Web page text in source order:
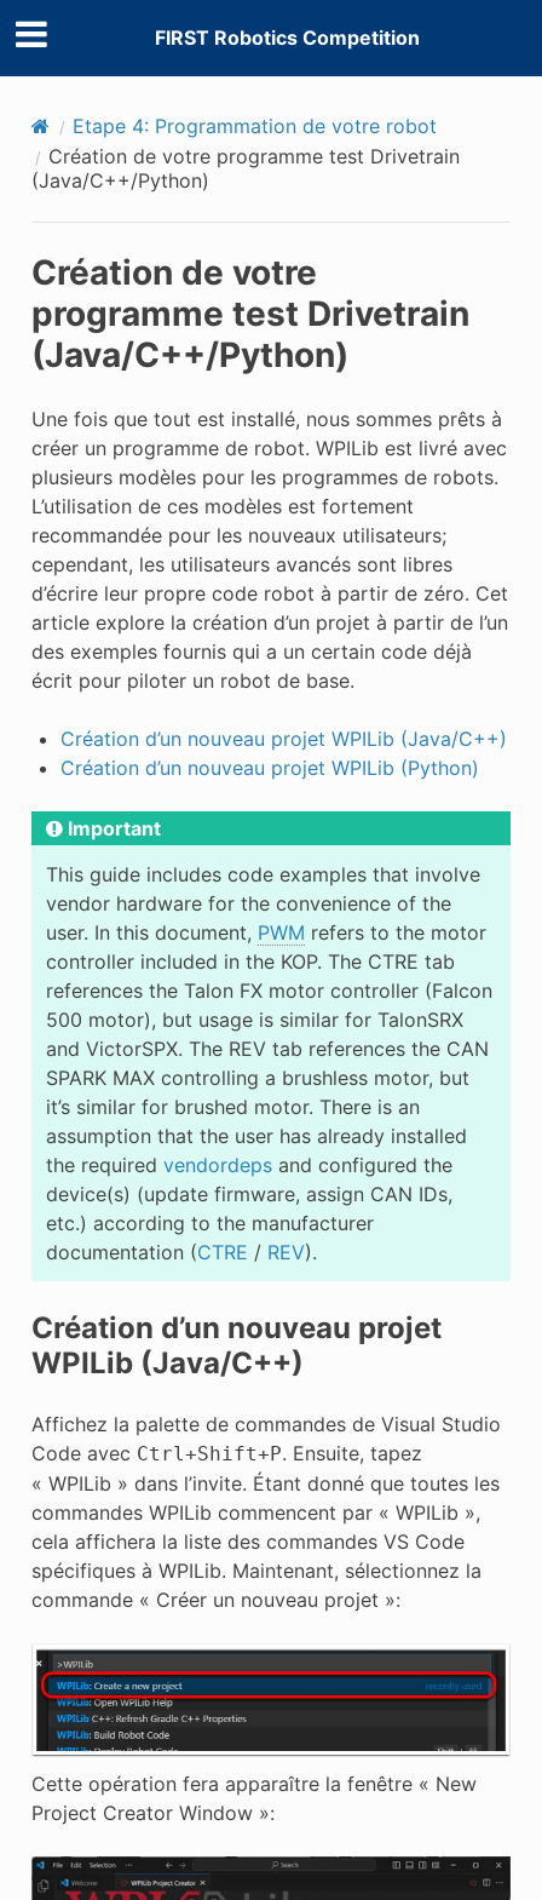
FIRST Robotics Competition
Etape 4: Programmation de votre robot
Création de votre programme test Drivetrain
(Java/C++/Python)
Création de votre
programme test Drivetrain
(Java/C++/Python)
Une fois que tout est installé, nous sommes prêts à
créer un programme de robot. WPILib est livré avec
plusieurs modèles pour les programmes de robots.
L’utilisation de ces modèles est fortement
recommandée pour les nouveaux utilisateurs;
cependant, les utilisateurs avancés sont libres
d’écrire leur propre code robot à partir de zéro. Cet
article explore la création d’un projet à partir de l’un
des exemples fournis qui a un certain code déjà
écrit pour piloter un robot de base.
Création d’un nouveau projet WPILib (Java/C++)
Création d’un nouveau projet WPILib (Python)
Important
This guide includes code examples that involve
vendor hardware for the convenience of the
user. In this document, PWM refers to the motor
controller included in the KOP. The CTRE tab
references the Talon FX motor controller (Falcon
500 motor), but usage is similar for TalonSRX
and VictorSPX. The REV tab references the CAN
SPARK MAX controlling a brushless motor, but
it’s similar for brushed motor. There is an
assumption that the user has already installed
the required vendordepsand configured the
device(s) (update firmware, assign CAN IDs,
etc.) according to the manufacturer
documentation (CTRE / REV).
Création d’un nouveau projet
WPILib (Java/C++)
Affichez la palette de commandes de Visual Studio
Code avec Ctrl+Shift+P. Ensuite, tapez
« WPILib » dans l’invite. Étant donné que toutes les
commandes WPILib commencent par « WPILib »,
cela affichera la liste des commandes VS Code
spécifiques à WPILib. Maintenant, sélectionnez la
commande « Créer un nouveau projet »:
Cette opération fera apparaître la fenêtre « New
Project Creator Window »: